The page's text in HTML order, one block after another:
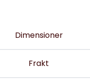
Dimensioner
Frakt